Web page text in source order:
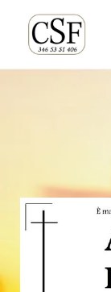
contenuto